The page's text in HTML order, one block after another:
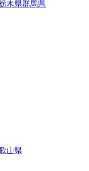
木県群馬県
山県